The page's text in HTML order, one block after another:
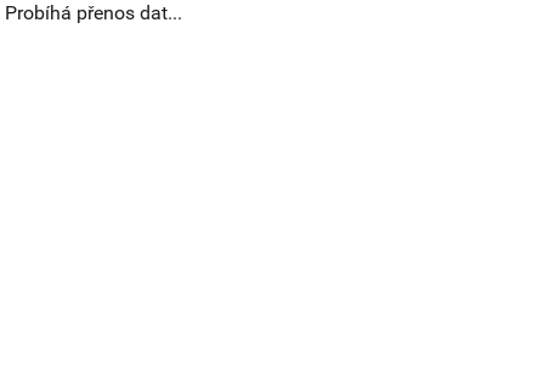
Probíhá přenos dat...